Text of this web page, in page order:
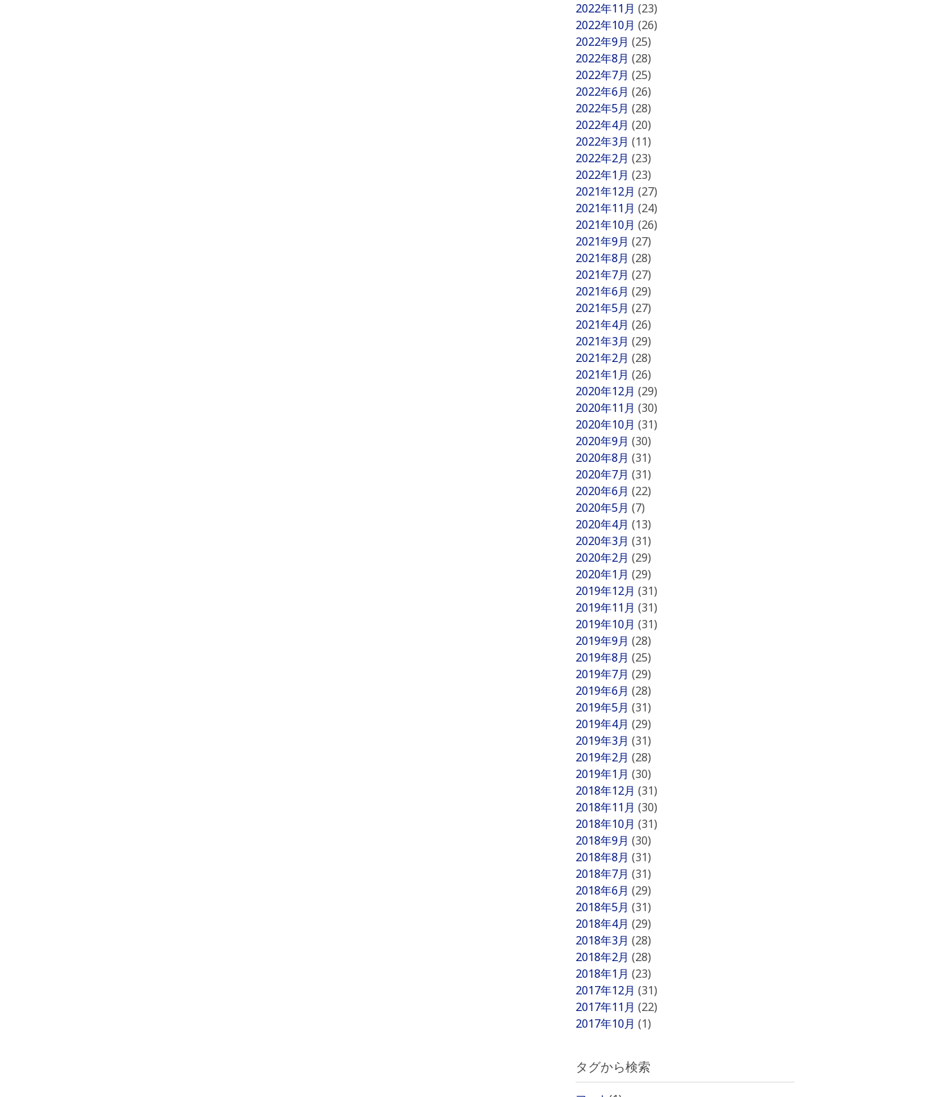
2022年11月 (23)
2022年10月 (26)
2022年9月 (25)
2022年8月 (28)
2022年7月 (25)
2022年6月 (26)
2022年5月 (28)
2022年4月 (20)
2022年3月 (11)
2022年2月 (23)
2022年1月 (23)
2021年12月 (27)
2021年11月 (24)
2021年10月 (26)
2021年9月 (27)
2021年8月 (28)
2021年7月 (27)
2021年6月 (29)
2021年5月 (27)
2021年4月 (26)
2021年3月 (29)
2021年2月 (28)
2021年1月 (26)
2020年12月 (29)
2020年11月 (30)
2020年10月 (31)
2020年9月 (30)
2020年8月 (31)
2020年7月 (31)
2020年6月 (22)
2020年5月 (7)
2020年4月 (13)
2020年3月 (31)
2020年2月 (29)
2020年1月 (29)
2019年12月 (31)
2019年11月 (31)
2019年10月 (31)
2019年9月 (28)
2019年8月 (25)
2019年7月 (29)
2019年6月 (28)
2019年5月 (31)
2019年4月 (29)
2019年3月 (31)
2019年2月 (28)
2019年1月 (30)
2018年12月 (31)
2018年11月 (30)
2018年10月 (31)
2018年9月 (30)
2018年8月 (31)
2018年7月 (31)
2018年6月 (29)
2018年5月 (31)
2018年4月 (29)
2018年3月 (28)
2018年2月 (28)
2018年1月 (23)
2017年12月 (31)
2017年11月 (22)
2017年10月 (1)
タグから検索